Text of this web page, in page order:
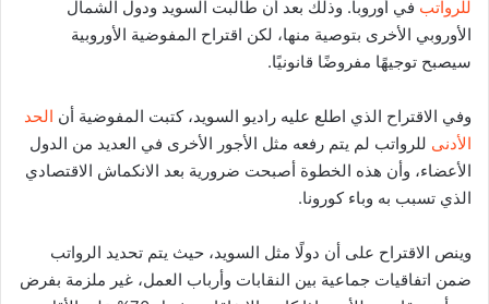
للرواتب في أوروبا. وذلك بعد أن طالبت السويد ودول الشمال
الأوروبي الأخرى بتوصية منها، لكن اقتراح المفوضية الأوروبية
سيصبح توجيهًا مفروضًا قانونيًا.
وفي الاقتراح الذي اطلع عليه راديو السويد، كتبت المفوضية أن الحد
الأدنى للرواتب لم يتم رفعه مثل الأجور الأخرى في العديد من الدول
الأعضاء، وأن هذه الخطوة أصبحت ضرورية بعد الانكماش الاقتصادي
الذي تسبب به وباء كورونا.
وينص الاقتراح على أن دولًا مثل السويد، حيث يتم تحديد الرواتب
ضمن اتفاقيات جماعية بين النقابات وأرباب العمل، غير ملزمة بفرض